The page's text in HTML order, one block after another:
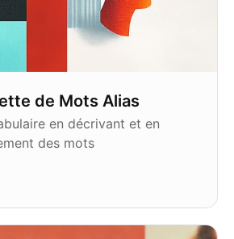
de Mots Alias
en décrivant et en
des mots